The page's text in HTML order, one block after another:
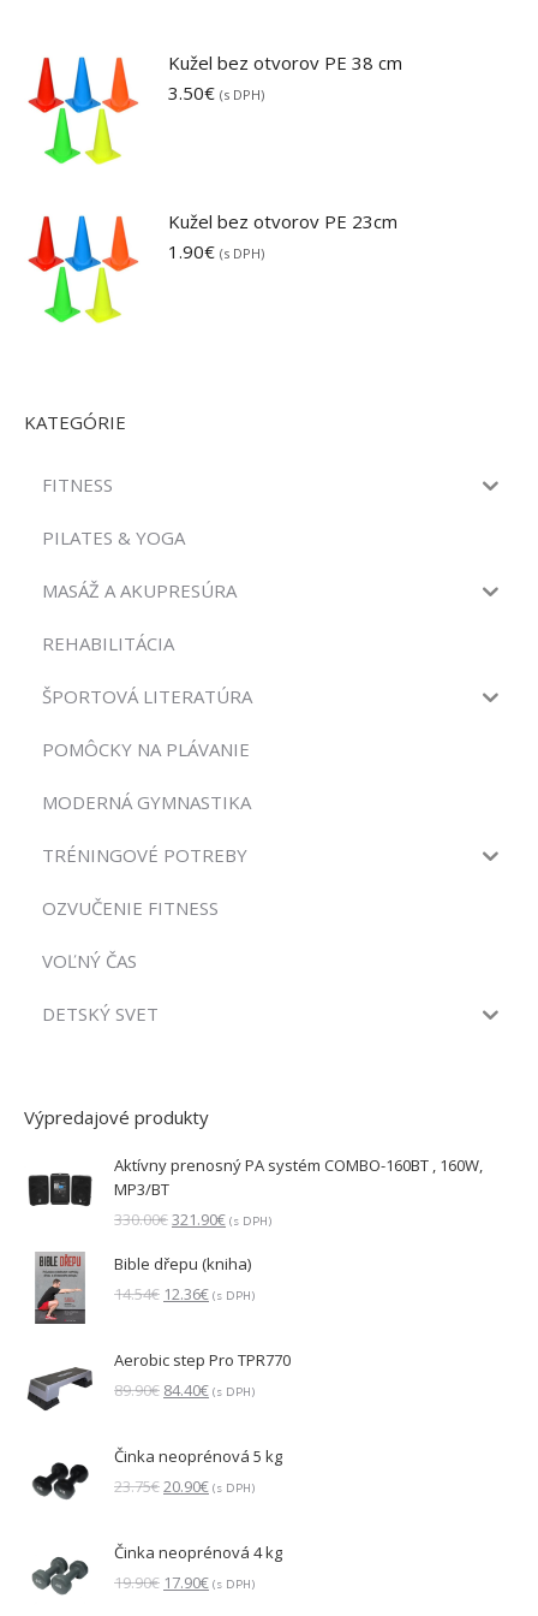
Kužel bez otvorov PE 38 cm
3.50€ (s DPH)
Kužel bez otvorov PE 23cm
1.90€ (s DPH)
KATEGÓRIE
FITNESS
PILATES & YOGA
MASÁŽ A AKUPRESÚRA
REHABILITÁCIA
ŠPORTOVÁ LITERATÚRA
POMÔCKY NA PLÁVANIE
MODERNÁ GYMNASTIKA
TRÉNINGOVÉ POTREBY
OZVUČENIE FITNESS
VOĽNÝ ČAS
DETSKÝ SVET
Výpredajové produkty
Aktívny prenosný PA systém COMBO-160BT , 160W,
MP3/BT
330.00€Pôvodná
bola:
330.00€.
321.90€Aktuálna
je:
321.90€.
(s DPH)
Bible dřepu (kniha)
14.54€ Pôvodná
14.54€.
12.36€Aktuálna
12.36€.
(s DPH)
Aerobic step Pro TPR770
89.90€ Pôvodná
89.90€.
84.40€Aktuálna
84.40€.
(s DPH)
Činka neoprénová 5 kg
23.75€ Pôvodná
23.75€.
20.90€Aktuálna
20.90€.
(s DPH)
Činka neoprénová 4 kg
19.90€ Pôvodná
17.90€Aktuálna
(s DPH)